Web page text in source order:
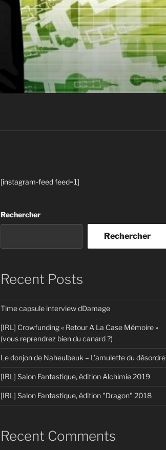
[instagram-feed feed=1]
Rechercher
Rechercher
Recent Posts
Time capsule interview dDamage
[IRL] Crowfunding « Retour A La Case Mémoire »
(vous reprendrez bien du canard ?)
Le donjon de Naheulbeuk – L’amulette du désordre
[IRL] Salon Fantastique, édition Alchimie 2019
[IRL] Salon Fantastique, édition "Dragon" 2018
Recent Comments